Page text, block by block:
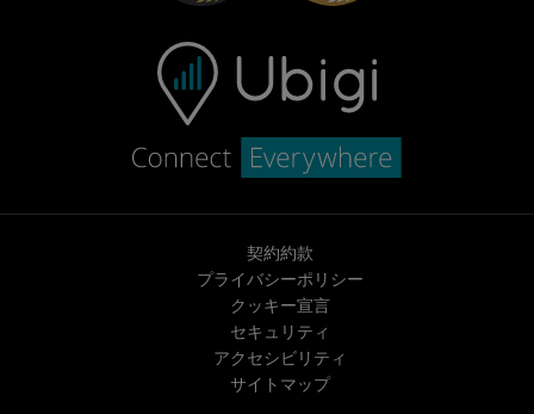
契約約款
プライバシーポリシー
クッキー宣言
セキュリティ
アクセシビリティ
サイトマップ